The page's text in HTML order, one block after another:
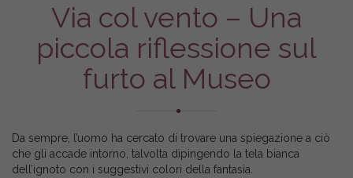
Via col vento – Una
piccola riflessione sul
furto al Museo
Da sempre, l’uomo ha cercato di trovare una spiegazione a ciò
che gli accade intorno, talvolta dipingendo la tela bianca
dell’ignoto con i suggestivi colori della fantasia.